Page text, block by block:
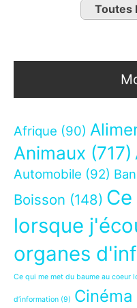
Toutes
Afrique (90)
Animaux (717)
Automobile (92)
Boisson (148)
lorsque
organes
Ce qui me met du baume au coeur
d’information (9) Cinéma